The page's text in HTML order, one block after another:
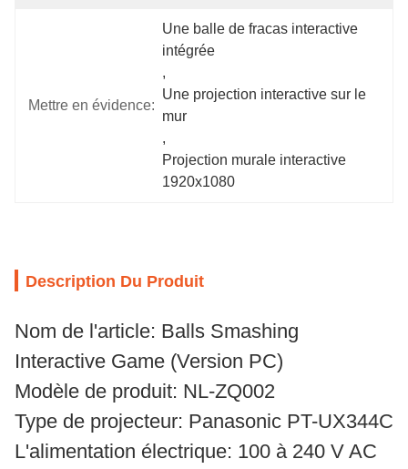
Mettre en évidence:
Une balle de fracas interactive
intégrée
,
Une projection interactive sur le
mur
,
Projection murale interactive
1920x1080
Description Du Produit
Nom de l'article: Balls Smashing
Interactive Game (Version PC)
Modèle de produit: NL-ZQ002
Type de projecteur: Panasonic PT-UX344C
L'alimentation électrique: 100 à 240 V AC